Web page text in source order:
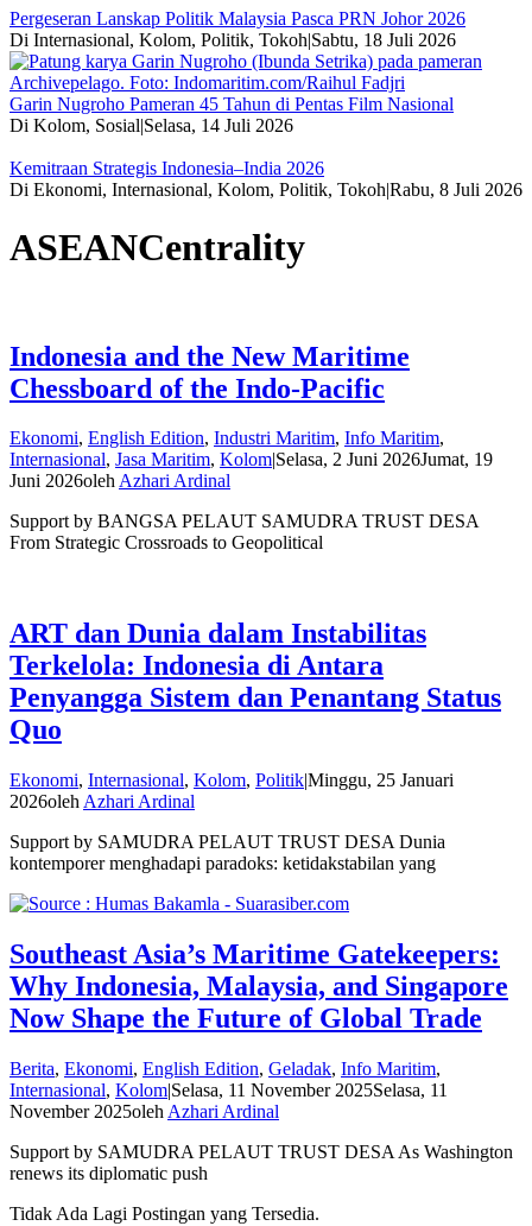
Pergeseran Lanskap Politik Malaysia Pasca PRN Johor 2026
Di Internasional, Kolom, Politik, Tokoh|Sabtu, 18 Juli 2026
Garin Nugroho Pameran 45 Tahun di Pentas Film Nasional
Di Kolom, Sosial|Selasa, 14 Juli 2026
Kemitraan Strategis Indonesia–India 2026
Di Ekonomi, Internasional, Kolom, Politik, Tokoh|Rabu, 8 Juli 2026
ASEANCentrality
Indonesia and the New Maritime
Chessboard of the Indo-Pacific
Ekonomi, English Edition, Industri Maritim, Info Maritim,
Internasional, Jasa Maritim, Kolom Selasa, 2 Juni 2026Jumat, 19
Juni 2026olehAzhari Ardinal
Support by BANGSA PELAUT SAMUDRA TRUST DESA
From Strategic Crossroads to Geopolitical
ART dan Dunia dalam Instabilitas
Terkelola: Indonesia di Antara
Penyangga Sistem dan Penantang Status
Quo
Ekonomi, Internasional, Kolom, Politik|Minggu, 25 Januari
2026oleh Azhari Ardinal
Support by SAMUDRA PELAUT TRUST DESA Dunia
kontemporer menghadapi paradoks: ketidakstabilan yang
Southeast Asia’s Maritime Gatekeepers:
Why Indonesia, Malaysia, and Singapore
Now Shape the Future of Global Trade
Berita, Ekonomi, English Edition, Geladak, Info Maritim,
Internasional, Kolom|Selasa, 11 November 2025Selasa, 11
November 2025oleh Azhari Ardinal
Support by SAMUDRA PELAUT TRUST DESA As Washington
renews its diplomatic push
Tidak Ada Lagi Postingan yang Tersedia.